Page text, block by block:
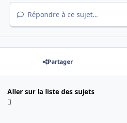
Répondre à ce sujet…
Partager
Aller sur la liste des sujets